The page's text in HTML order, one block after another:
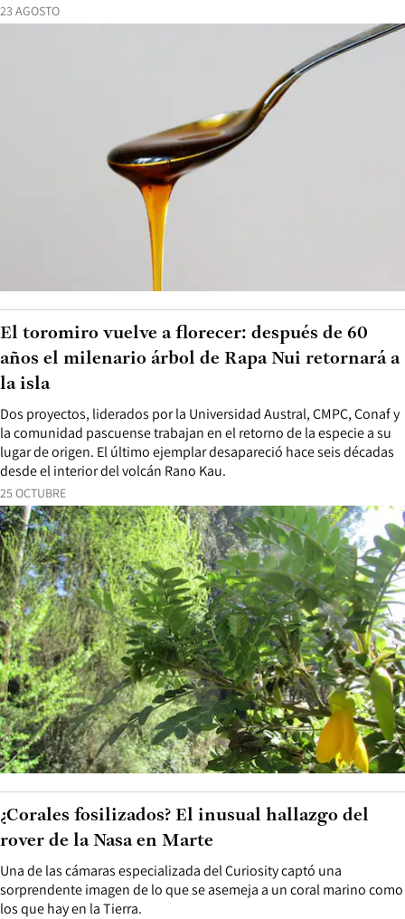
23 AGOSTO
25 OCTUBRE
Dos proyectos, liderados por la Universidad Austral, CMPC, Conaf y
la comunidad pascuense trabajan en el retorno de la especie a su
lugar de origen. El último ejemplar desapareció hace seis décadas
desde el interior del volcán Rano Kau.
El toromiro vuelve a florecer: después de 60
años el milenario árbol de Rapa Nui retornará a
la isla
Una de las cámaras especializada del Curiosity captó una
sorprendente imagen de lo que se asemeja a un coral marino como
los que hay en la Tierra.
¿Corales fosilizados? El inusual hallazgo del
rover de la Nasa en Marte